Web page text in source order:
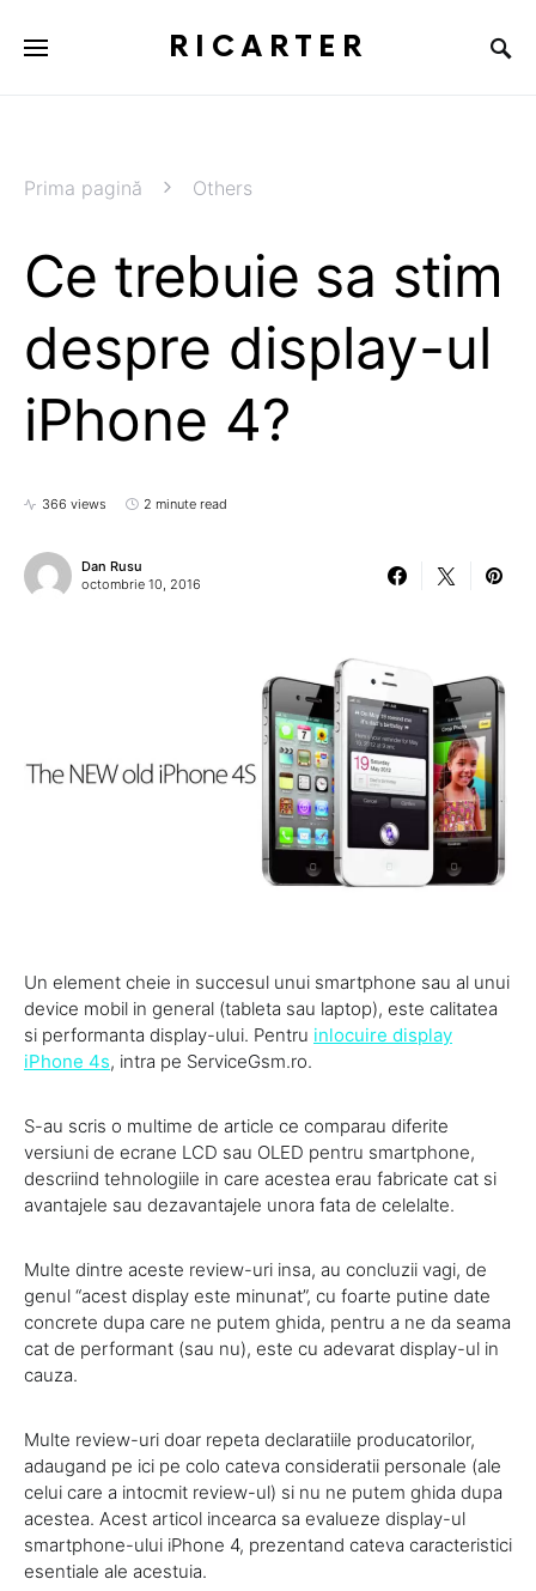
RICARTER
Prima pagină Others
Ce trebuie sa stim
despre display-ul
iPhone 4?
366 views 2 minute read
Dan Rusu
octombrie 10, 2016
Un element cheie in succesul unui smartphone sau al unui
device mobil in general (tableta sau laptop), este calitatea
si performanta display-ului. Pentru inlocuire display
iPhone 4s, intra pe ServiceGsm.ro.
S-au scris o multime de article ce comparau diferite
versiuni de ecrane LCD sau OLED pentru smartphone,
descriind tehnologiile in care acestea erau fabricate cat si
avantajele sau dezavantajele unora fata de celelalte.
Multe dintre aceste review-uri insa, au concluzii vagi, de
genul “acest display este minunat”, cu foarte putine date
concrete dupa care ne putem ghida, pentru a ne da seama
cat de performant (sau nu), este cu adevarat display-ul in
cauza.
Multe review-uri doar repeta declaratiile producatorilor,
adaugand pe ici pe colo cateva consideratii personale (ale
celui care a intocmit review-ul) si nu ne putem ghida dupa
acestea. Acest articol incearca sa evalueze display-ul
smartphone-ului iPhone 4, prezentand cateva caracteristici
esentiale ale acestuia.